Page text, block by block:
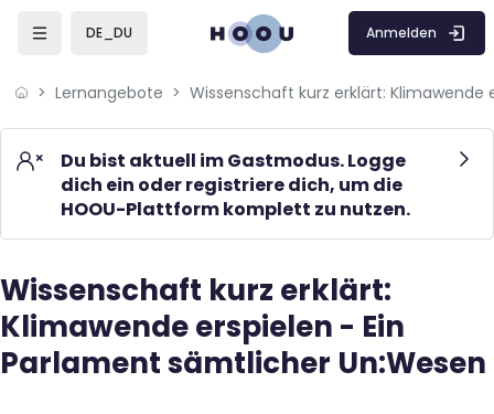
Skip to sidebar navigation menu
Skip to mobile navigation menu
DE_DU Anmelden
Lernangebote
Du bist aktuell im Gastmodus. Logge
dich ein oder registriere dich, um die
HOOU-Plattform komplett zu nutzen.
Blöcke
Wissenschaft kurz erklärt:
Klimawende erspielen - Ein
Parlament sämtlicher Un:Wesen